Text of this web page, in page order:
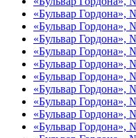
«Бульвар Гордона»,
«Бульвар Гордона»,
«Бульвар Гордона»,
«Бульвар Гордона»,
«Бульвар Гордона»,
«Бульвар Гордона»,
«Бульвар Гордона»,
«Бульвар Гордона»,
«Бульвар Гордона»,
«Бульвар Гордона»,